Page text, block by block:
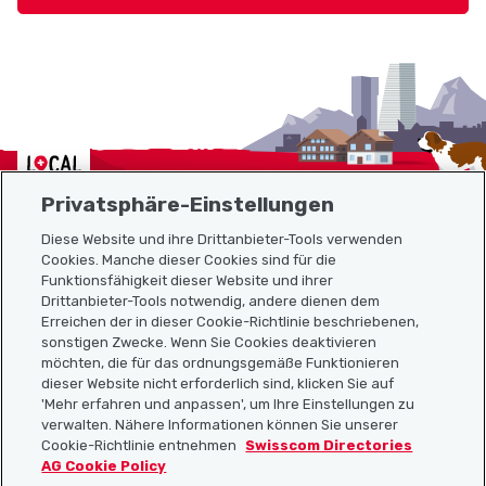
Localcities
Sitemap
Nützliche Links
Localcities App herunterladen
Privatsphäre-Einstellungen
Diese Website und ihre Drittanbieter-Tools verwenden
Cookies. Manche dieser Cookies sind für die
Funktionsfähigkeit dieser Website und ihrer
Drittanbieter-Tools notwendig, andere dienen dem
Erreichen der in dieser Cookie-Richtlinie beschriebenen,
sonstigen Zwecke. Wenn Sie Cookies deaktivieren
möchten, die für das ordnungsgemäße Funktionieren
dieser Website nicht erforderlich sind, klicken Sie auf
'Mehr erfahren und anpassen', um Ihre Einstellungen zu
verwalten. Nähere Informationen können Sie unserer
Cookie-Richtlinie entnehmen
Swisscom Directories
AG Cookie Policy